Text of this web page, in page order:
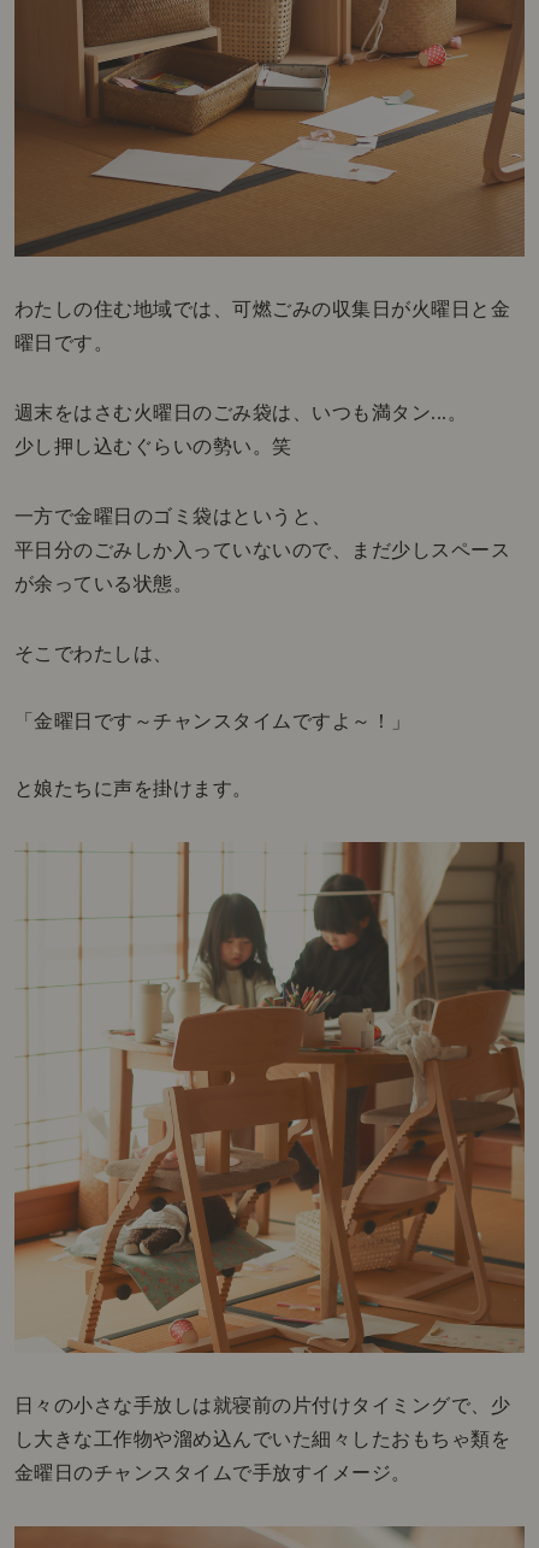
わたしの住む地域では、可燃ごみの収集日が火曜日と金
曜日です。
週末をはさむ火曜日のごみ袋は、いつも満タン...。
少し押し込むぐらいの勢い。笑
一方で金曜日のゴミ袋はというと、
平日分のごみしか入っていないので、まだ少しスペース
が余っている状態。
そこでわたしは、
「金曜日です～チャンスタイムですよ～！」
と娘たちに声を掛けます。
日々の小さな手放しは就寝前の片付けタイミングで、少
し大きな工作物や溜め込んでいた細々したおもちゃ類を
金曜日のチャンスタイムで手放すイメージ。